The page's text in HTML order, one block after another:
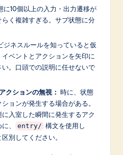
に10個以上の入力・出力遷移が
く複雑すぎる。サブ状態に分
ジネスルールを知っていると仮
ベントとアクションを矢印に
。口頭での説明に任せないで
クションの無視： 時に、状態
ョンが発生する場合がある。
入室した瞬間に発生するアク
、
entry/ 構文を使用し
別してください。